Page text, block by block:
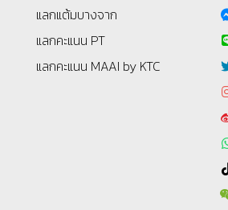
แลกแต้มบางจาก
แลกคะแนน PT
แลกคะแนน MAAI by KTC